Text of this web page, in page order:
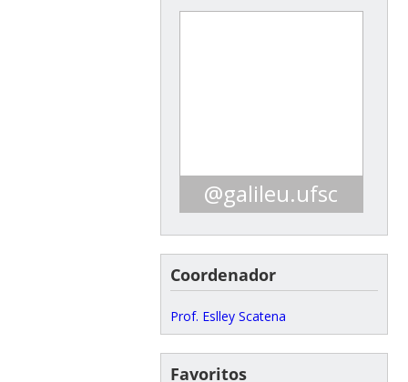
@galileu.ufsc
instagram do GALILEU!
Coordenador
Prof. Eslley Scatena
Favoritos